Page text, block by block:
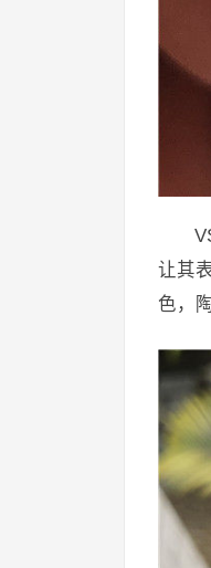
让其
色，